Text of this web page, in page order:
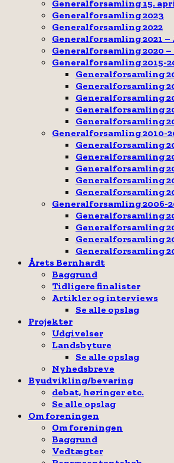
Generalforsamling 15.
Generalforsamling 2023
Generalforsamling 2022
Generalforsamling 2021
Generalforsamling 2020 –
Generalforsamling 2015-
Generalforsamling
Generalforsamling
Generalforsamling
Generalforsamling
Generalforsamling
Generalforsamling 2010-
Generalforsamling
Generalforsamling
Generalforsamling
Generalforsamling
Generalforsamling
Generalforsamling 2006-
Generalforsamling
Generalforsamling
Generalforsamling
Generalforsamling
Årets Bernhardt
Baggrund
Tidligere finalister
Artikler og interviews
Se alle opslag
Projekter
Udgivelser
Landsbyture
Se alle opslag
Nyhedsbreve
Byudvikling/bevaring
debat, høringer etc.
Se alle opslag
Om foreningen
Om foreningen
Baggrund
Vedtægter